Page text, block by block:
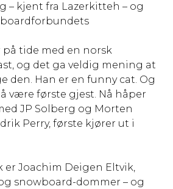
– kjent fra Lazerkitteh – og
på tide med en norsk
og det ga veldig mening at
den. Han er en funny cat. Og
være første gjest. Nå håper
JP Solberg og Morten
Perry, første kjører ut i
er Joachim Deigen Eltvik,
snowboard-dommer – og